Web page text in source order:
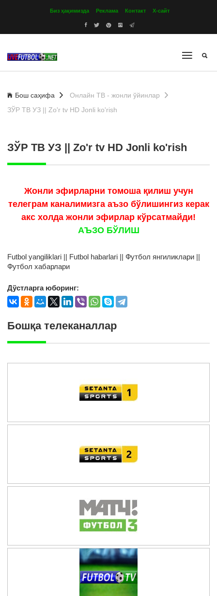
Биз ҳақимизда Реклама Контакт Х-сайт
Бош саҳифа
Онлайн ТВ - жонли ўйинлар
ЗЎР ТВ УЗ || Zo'r tv HD Jonli ko'rish
ЗЎР ТВ УЗ || Zo'r tv HD Jonli ko'rish
Жонли эфирларни томоша қилиш учун
телеграм каналимизга аъзо бўлишингиз керак
акс холда жонли эфирлар кўрсатмайди!
АЪЗО БЎЛИШ
Futbol yangiliklari || Futbol habarlari || Футбол янгиликлари ||
Футбол хабарлари
Дўстларга юборинг:
Бошқа телеканаллар